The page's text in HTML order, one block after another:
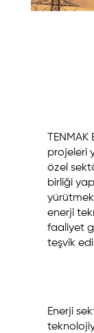
projeleri
özel
birliği
enerji
faaliyet
teşvik
Enerji